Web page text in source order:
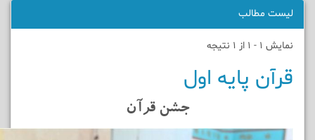
لیست مطالب
نمایش 1 - 1 از 1 نتیجه
قرآن پایه اول
جشن قرآن